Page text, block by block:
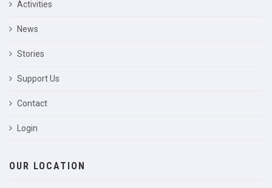
Activities
News
Stories
Support Us
Contact
Login
OUR LOCATION